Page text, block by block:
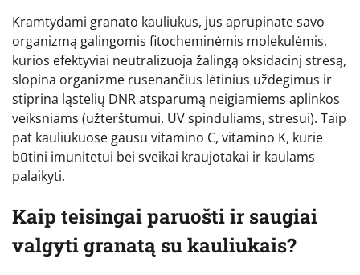
Kramtydami granato kauliukus, jūs aprūpinate savo
organizmą galingomis fitocheminėmis molekulėmis,
kurios efektyviai neutralizuoja žalingą oksidacinį stresą,
slopina organizme rusenančius lėtinius uždegimus ir
stiprina ląstelių DNR atsparumą neigiamiems aplinkos
veiksniams (užterštumui, UV spinduliams, stresui). Taip
pat kauliukuose gausu vitamino C, vitamino K, kurie
būtini imunitetui bei sveikai kraujotakai ir kaulams
palaikyti.
Kaip teisingai paruošti ir saugiai
valgyti granatą su kauliukais?